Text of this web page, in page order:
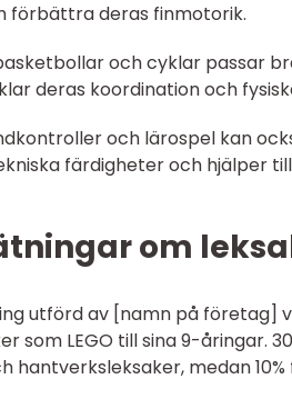
förbättra deras finmotorik.
och cyklar passar
deras koordination och
och lärospel kan
färdigheter och hjälper
om
utförd av [namn på företag]
som LEGO till sina 9-åringar.
hantverksleksaker, medan